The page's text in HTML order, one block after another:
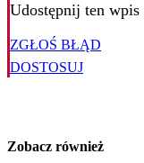
Udostępnij ten wpis
ZGŁOŚ BŁĄD
DOSTOSUJ
Zobacz również